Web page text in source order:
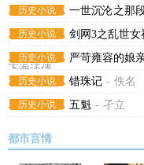
历史小说 一世沉沦之那
历史小说 剑网3之乱世女
历史小说 严苛雍容的娘
下海还债
历史小说 错珠记 - 佚名
历史小说 五魁 - 孑立
都市言情